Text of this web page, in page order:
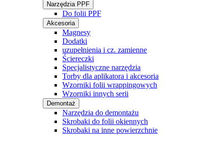
Narzędzia PPF
Do folii PPF
Akcesoria
Magnesy
Dodatki
uzupełnienia i cz. zamienne
Ściereczki
Specjalistyczne narzędzia
Torby dla aplikatora i akcesoria
Wzorniki folii wrappingowych
Wzorniki innych serii
Demontaż
Narzędzia do demontażu
Skrobaki do folii okiennych
Skrobaki na inne powierzchnie